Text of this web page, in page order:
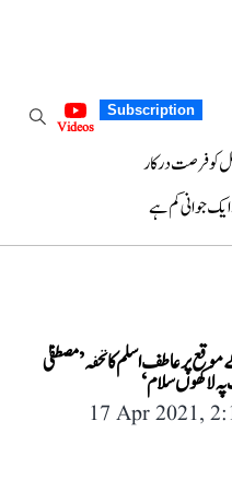
Subscription
Videos
کو فرصت درکار
جوانی کم ہے
پر عاطف اسلم کا تحفہ ’مصطفیٰ
لاکھوں سلام‘
17 Apr 2021,